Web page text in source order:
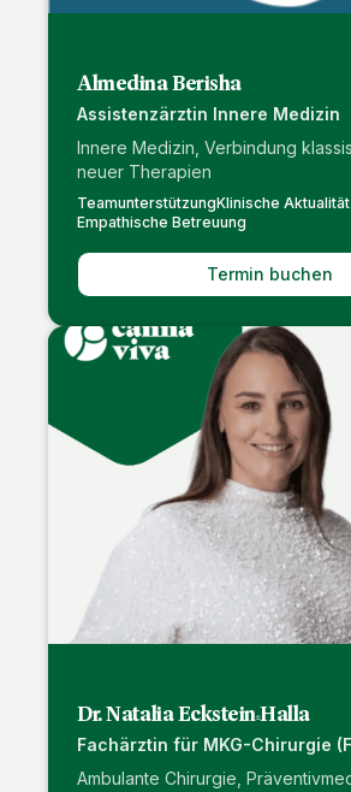
Almedina Berisha
Assistenzärztin Innere Medizin
Innere Medizin, Verbindung
neuer Therapien
TeamunterstützungKlinische Aktualität
Empathische Betreuung
Termin buchen
Dr. Natalia Eckstein-Halla
Fachärztin für MKG-Chirurgie
Ambulante Chirurgie,